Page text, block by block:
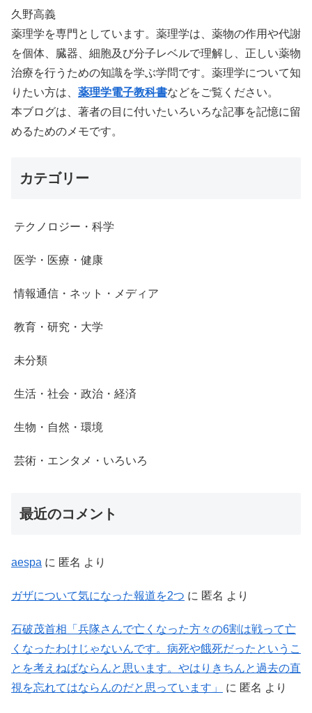
久野高義
薬理学を専門としています。薬理学は、薬物の作用や代謝
を個体、臓器、細胞及び分子レベルで理解し、正しい薬物
治療を行うための知識を学ぶ学問です。薬理学について知
りたい方は、 薬理学電子教科書などをご覧ください。
本ブログは、著者の目に付いたいろいろな記事を記憶に留
めるためのメモです。
カテゴリー
テクノロジー・科学
医学・医療・健康
情報通信・ネット・メディア
教育・研究・大学
未分類
生活・社会・政治・経済
生物・自然・環境
芸術・エンタメ・いろいろ
最近のコメント
aespa に 匿名 より
ガザについて気になった報道を2つ に 匿名 より
石破茂首相「兵隊さんで亡くなった方々の6割は戦って亡
くなったわけじゃないんです。病死や餓死だったというこ
とを考えねばならんと思います。やはりきちんと過去の直
視を忘れてはならんのだと思っています」
に 匿名 より